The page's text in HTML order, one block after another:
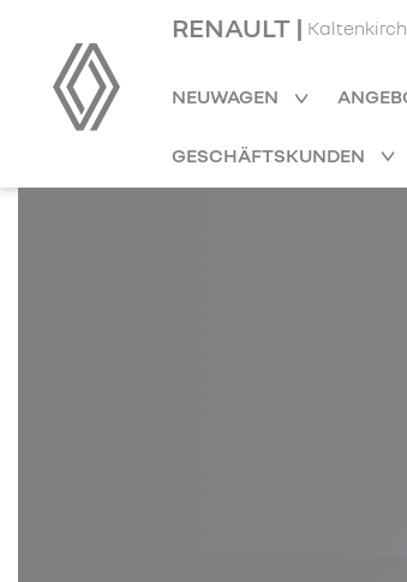
RENAULT |
NEUWAGEN
GESCHÄFTSKUNDEN